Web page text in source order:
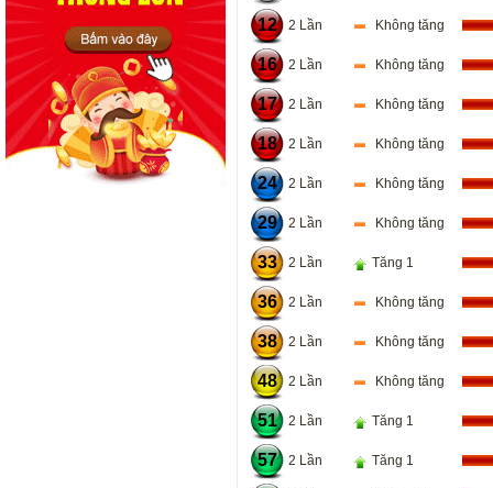
12 2 Lần Không tăng
16 2 Lần Không tăng
17 2 Lần Không tăng
18 2 Lần Không tăng
24 2 Lần Không tăng
29 2 Lần Không tăng
33 2 Lần Tăng 1
36 2 Lần Không tăng
38 2 Lần Không tăng
48 2 Lần Không tăng
51 2 Lần Tăng 1
57 2 Lần Tăng 1